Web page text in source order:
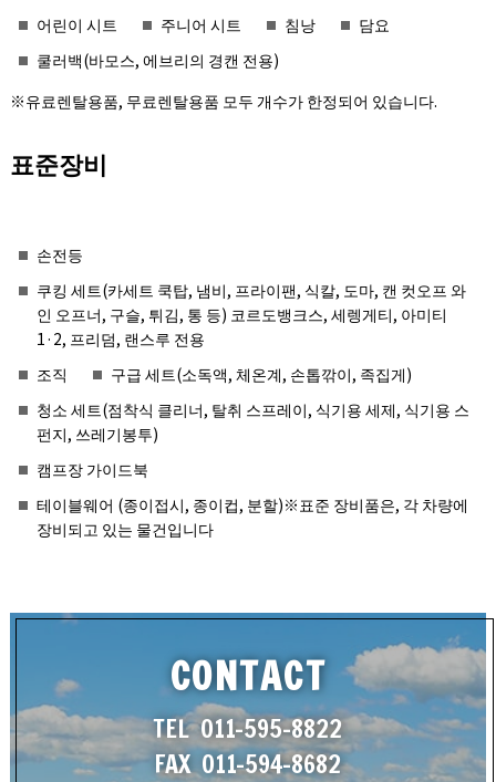
어린이 시트 주니어 시트 침낭
담요
쿨러백(바모스, 에브리의 경캔 전용)
※유료렌탈용품, 무료렌탈용품 모두 개수가 한정되어 있습니다.
표준장비
손전등
쿠킹 세트(카세트 쿡탑, 냄비, 프라이팬, 식칼, 도마, 캔 컷오프 와
인 오프너, 구슬, 튀김, 통 등) 코르도뱅크스, 세렝게티, 아미티
1·2, 프리덤, 랜스루 전용
조직
구급 세트(소독액, 체온계, 손톱깎이, 족집게)
청소 세트(점착식 클리너, 탈취 스프레이, 식기용 세제, 식기용 스
펀지, 쓰레기봉투)
캠프장 가이드북
테이블웨어 (종이접시, 종이컵, 분할)※표준 장비품은, 각 차량에
장비되고 있는 물건입니다
CONTACT
TEL 011-595-8822
FAX 011-594-8682